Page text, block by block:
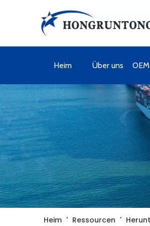
Heim Über uns
Heim ' Ressourcen '